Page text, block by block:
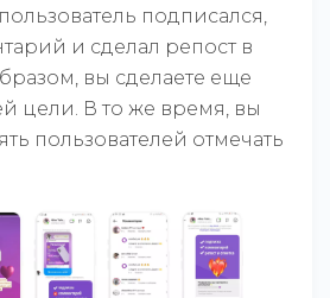
подписался,
и сделал репост в
вы сделаете еще
цели. В то же время, вы
пользователей отмечать